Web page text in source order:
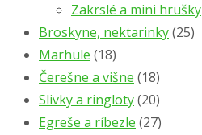
Zakrslé a mini hrušky
Broskyne, nektarinky(25)
Marhule (18)
Čerešne a višne (18)
Slivky a ringloty(20)
Egreše a ríbezle (27)